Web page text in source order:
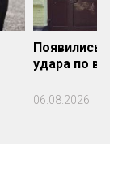
Появились
удара по
06.08.2026